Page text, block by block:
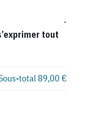
tout
-
total 89,00 €